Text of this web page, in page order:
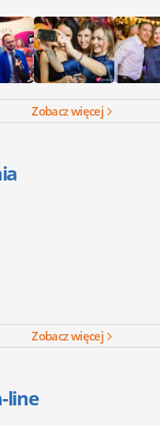
Zobacz więcej
Zobacz więcej
line